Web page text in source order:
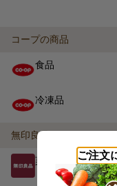
コープの商品
食品
冷凍品
無印良品
菓子 ご注文